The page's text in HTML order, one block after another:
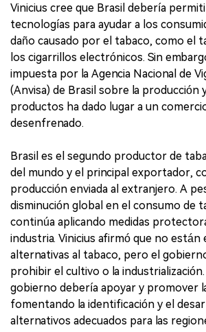
Vinicius cree que Brasil debería
tecnologías para ayudar a los
daño causado por el tabaco, como el
los cigarrillos electrónicos. Sin
impuesta por la Agencia Nacional de
(Anvisa) de Brasil sobre la producción
productos ha dado lugar a un
desenfrenado.
Brasil es el segundo productor de
del mundo y el principal exportador,
producción enviada al extranjero. A
disminución global en el consumo de
continúa aplicando medidas
industria. Vinicius afirmó que no están
alternativas al tabaco, pero el
prohibir el cultivo o la industrialización.
gobierno debería apoyar y promover
fomentando la identificación y el
alternativos adecuados para las